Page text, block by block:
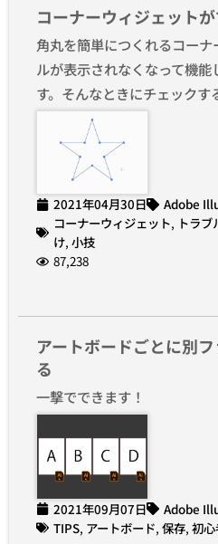
コーナーウィジェットが
角丸を簡単につくれるコー
ルが表示されなくなって機
す。そんなときにチェックす
2021年04月30日
Adobe
コーナーウィジェット, トラ
け, 小技
87,238
アートボードごとに別
る
一撃でできます！
2021年09月07日
Adobe
TIPS, アートボード, 保存, 初